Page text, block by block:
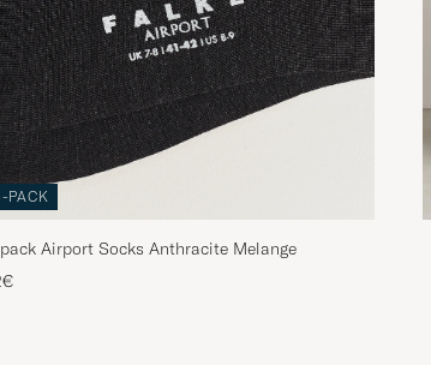
PACK
Airport Socks Anthracite Melange